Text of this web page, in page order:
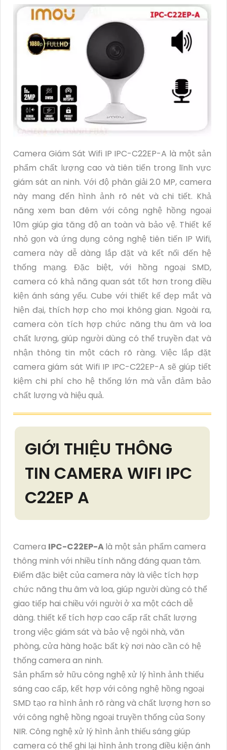
Camera Giám Sát Wifi IP IPC-C22EP-A là một sản
phẩm chất lượng cao và tiên tiến trong lĩnh vực
giám sát an ninh. Với độ phân giải 2.0 MP, camera
này mang đến hình ảnh rõ nét và chi tiết. Khả
năng xem ban đêm với công nghệ hồng ngoại
10m giúp gia tăng độ an toàn và bảo vệ. Thiết kế
nhỏ gọn và ứng dụng công nghệ tiên tiến IP Wifi,
camera này dễ dàng lắp đặt và kết nối đến hệ
thống mạng. Đặc biệt, với hồng ngoại SMD,
camera có khả năng quan sát tốt hơn trong điều
kiện ánh sáng yếu. Cube với thiết kế đẹp mắt và
hiện đại, thích hợp cho mọi không gian. Ngoài ra,
camera còn tích hợp chức năng thu âm và loa
chất lượng, giúp người dùng có thể truyền đạt và
nhận thông tin một cách rõ ràng. Việc lắp đặt
camera giám sát Wifi IP IPC-C22EP-A sẽ giúp tiết
kiệm chi phí cho hệ thống lớn mà vẫn đảm bảo
chất lượng và hiệu quả.
GIỚI THIỆU THÔNG
TIN CAMERA WIFI IPC
C22EP A
Camera IPC-C22EP-Alà một sản phẩm camera
thông minh với nhiều tính năng đáng quan tâm.
Điểm đặc biệt của camera này là việc tích hợp
chức năng thu âm và loa, giúp người dùng có thể
giao tiếp hai chiều với người ở xa một cách dễ
dàng. thiết kế tích hợp cao cấp rất chất lượng
trong việc giám sát và bảo vệ ngôi nhà, văn
phòng, cửa hàng hoặc bất kỳ nơi nào cần có hệ
thống camera an ninh.
Sản phẩm sở hữu công nghệ xử lý hình ảnh thiếu
sáng cao cấp, kết hợp với công nghệ hồng ngoại
SMD tạo ra hình ảnh rõ ràng và chất lượng hơn so
với công nghệ hồng ngoại truyền thống của Sony
NIR. Công nghệ xử lý hình ảnh thiếu sáng giúp
camera có thể ghi lại hình ảnh trong điều kiện ánh